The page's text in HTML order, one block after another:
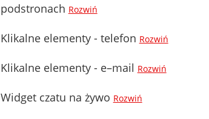
podstronach Rozwiń
Klikalne elementy - telefon Rozwiń
Klikalne elementy - e–mail Rozwiń
Widget czatu na żywo Rozwiń